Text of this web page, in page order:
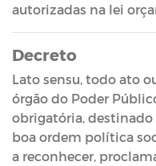
autorizadas na lei
Decreto
Lato sensu, todo ato
órgão do Poder
obrigatória, destinado
boa ordem política
a reconhecer,